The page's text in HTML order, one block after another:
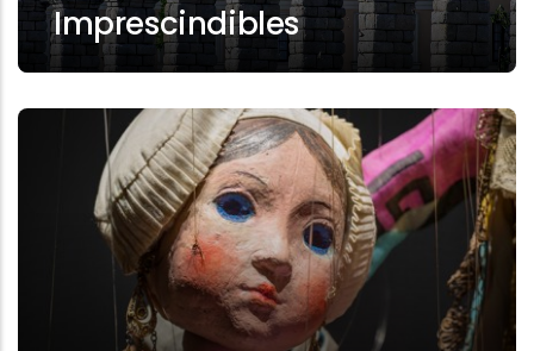
Imprescindibles